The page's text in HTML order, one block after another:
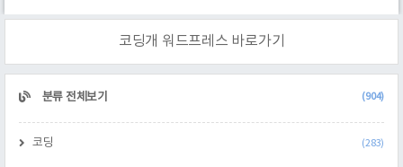
코딩개 워드프레스 바로가기
CATEGORY
분류 전체보기 (904)
코딩 (283)